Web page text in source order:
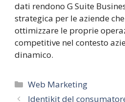
dati rendono G Suite
strategica per le aziende
ottimizzare le proprie
competitive nel contesto
dinamico.
Categorie
Web Marketing
Identikit del